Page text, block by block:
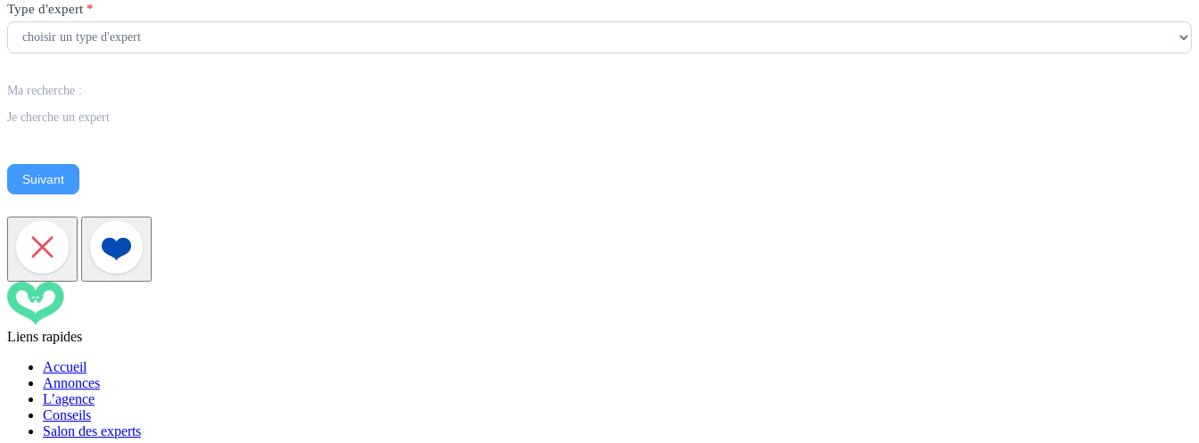
Type d'expert *
Ma recherche :
Je cherche un expert
Suivant
Liens rapides
Accueil
Annonces
L’agence
Conseils
Salon des experts